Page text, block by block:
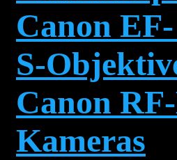
Canon
S-
Canon
Kameras